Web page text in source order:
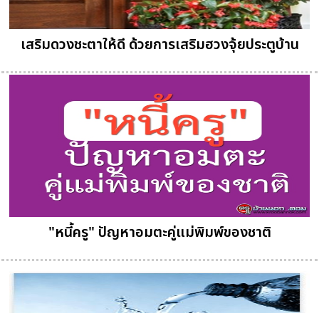
เสริมดวงชะตาให้ดี ด้วยการเสริมฮวงจุ้ยประตูบ้าน
"หนี้ครู" ปัญหาอมตะคู่แม่พิมพ์ของชาติ